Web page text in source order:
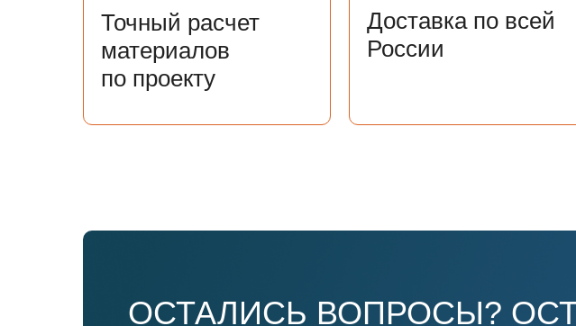
Точный расчет
материалов
по проекту
Доставка по всей
России
ОСТАЛИСЬ ВОПРОСЫ?